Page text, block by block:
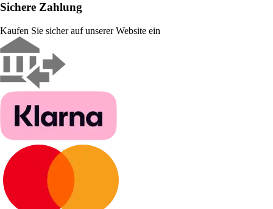
Sichere Zahlung
Kaufen Sie sicher auf unserer Website ein